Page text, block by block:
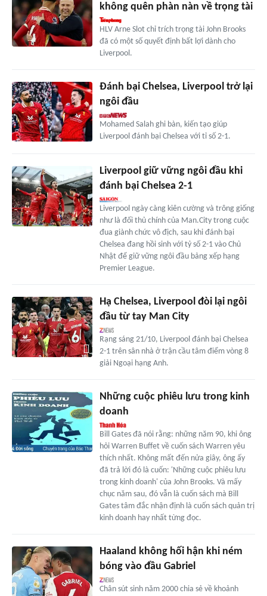
không quên phàn nàn về trọng tài
HLV Arne Slot chỉ trích trọng tài John Brooks
đã có một số quyết định bất lợi dành cho
Liverpool.
Đánh bại Chelsea, Liverpool trở lại
ngôi đầu
Mohamed Salah ghi bàn, kiến tạo giúp
Liverpool đánh bại Chelsea với tỉ số 2-1.
Liverpool giữ vững ngôi đầu khi
đánh bại Chelsea 2-1
Liverpool ngày càng kiên cường và trông giống
như là đối thủ chính của Man.City trong cuộc
đua giành chức vô địch, sau khi đánh bại
Chelsea đang hồi sinh với tỷ số 2-1 vào Chủ
Nhật để giữ vững ngôi đầu bảng xếp hạng
Premier League.
Hạ Chelsea, Liverpool đòi lại ngôi
đầu từ tay Man City
Rạng sáng 21/10, Liverpool đánh bại Chelsea
2-1 trên sân nhà ở trận cầu tâm điểm vòng 8
giải Ngoại hạng Anh.
Những cuộc phiêu lưu trong kinh
doanh
Bill Gates đã nói rằng: những năm 90, khi ông
hỏi Warren Buffet về cuốn sách Warren yêu
thích nhất. Không mất đến nửa giây, ông ấy
đã trả lời đó là cuốn: 'Những cuộc phiêu lưu
trong kinh doanh' của John Brooks. Và mấy
chục năm sau, đó vẫn là cuốn sách mà Bill
Gates tâm đắc nhận định là cuốn sách quản trị
kinh doanh hay nhất từng đọc.
Haaland không hối hận khi ném
bóng vào đầu Gabriel
Chân sút sinh năm 2000 chia sẻ về khoảnh